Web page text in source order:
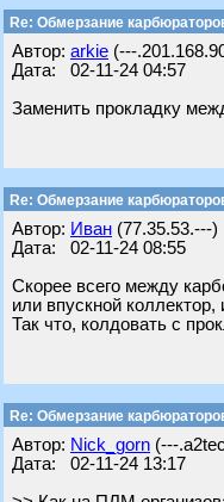
Re: Обмерзание
Автор: arkie (---
Дата: 02-11-24 04:57
Заменить прокладку
Re: Обмерзание
Автор: Иван (77.35.53.---)
Дата: 02-11-24 08:55
Скорее всего между
или впускной
Так что, колдовать с
Re: Обмерзание
Автор: Nick_gorn (---
Дата: 02-11-24 13:17